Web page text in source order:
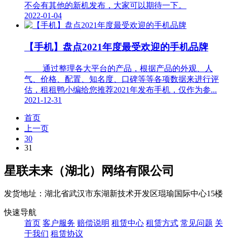
不会有其他的新机发布，大家可以期待一下。
2022-01-04
【手机】盘点2021年度最受欢迎的手机品牌
通过整理各大平台的产品，根据产品的外观、人
气、价格、配置、知名度、口碑等等各项数据来进行评
估，租租鸭小编给您推荐2021年发布手机，仅作为参...
2021-12-31
首页
上一页
30
31
星联未来（湖北）网络有限公司
发货地址：湖北省武汉市东湖新技术开发区琨瑜国际中心15楼
快速导航
首页 客户服务 赔偿说明 租赁中心 租赁方式 常见问题 关
于我们 租赁协议